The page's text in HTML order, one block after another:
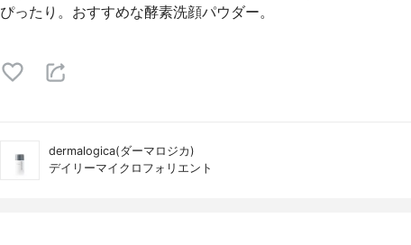
ぴったり。おすすめな酵素洗顔パウダー。
dermalogica(ダーマロジカ)
デイリーマイクロフォリエント